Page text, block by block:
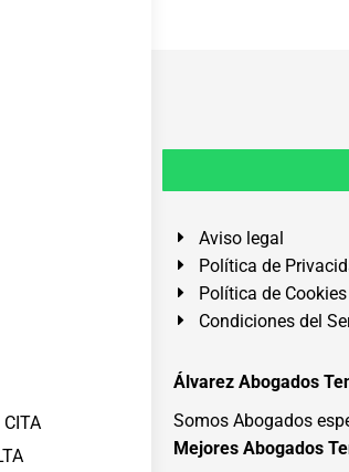
CITA
Aviso legal
Política de
Política de Cookies
Condiciones del
Álvarez Abogados
Somos Abogados
Mejores Abogados